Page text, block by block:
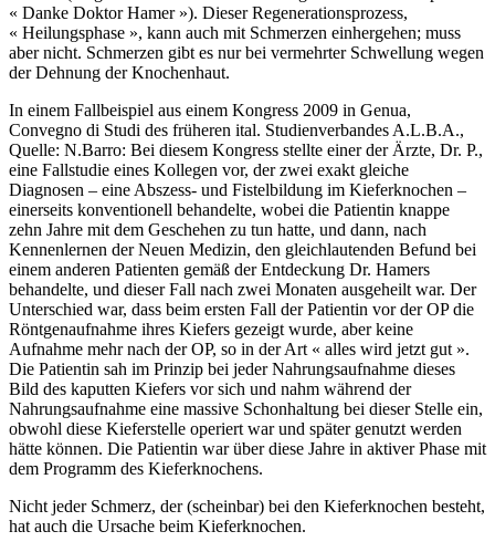
« Danke Doktor Hamer »). Dieser Regenerationsprozess,
« Heilungsphase », kann auch mit Schmerzen einhergehen; muss
aber nicht. Schmerzen gibt es nur bei vermehrter Schwellung wegen
der Dehnung der Knochenhaut.
In einem Fallbeispiel aus einem Kongress 2009 in Genua,
Convegno di Studi des früheren ital. Studienverbandes A.L.B.A.,
Quelle: N.Barro: Bei diesem Kongress stellte einer der Ärzte, Dr. P.,
eine Fallstudie eines Kollegen vor, der zwei exakt gleiche
Diagnosen – eine Abszess- und Fistelbildung im Kieferknochen –
einerseits konventionell behandelte, wobei die Patientin knappe
zehn Jahre mit dem Geschehen zu tun hatte, und dann, nach
Kennenlernen der Neuen Medizin, den gleichlautenden Befund bei
einem anderen Patienten gemäß der Entdeckung Dr. Hamers
behandelte, und dieser Fall nach zwei Monaten ausgeheilt war. Der
Unterschied war, dass beim ersten Fall der Patientin vor der OP die
Röntgenaufnahme ihres Kiefers gezeigt wurde, aber keine
Aufnahme mehr nach der OP, so in der Art « alles wird jetzt gut ».
Die Patientin sah im Prinzip bei jeder Nahrungsaufnahme dieses
Bild des kaputten Kiefers vor sich und nahm während der
Nahrungsaufnahme eine massive Schonhaltung bei dieser Stelle ein,
obwohl diese Kieferstelle operiert war und später genutzt werden
hätte können. Die Patientin war über diese Jahre in aktiver Phase mit
dem Programm des Kieferknochens.
Nicht jeder Schmerz, der (scheinbar) bei den Kieferknochen besteht,
hat auch die Ursache beim Kieferknochen.